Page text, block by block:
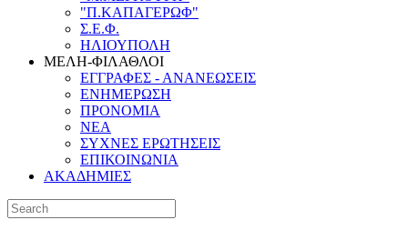
"Π.ΚΑΠΑΓΕΡΩΦ"
Σ.Ε.Φ.
ΗΛΙΟΥΠΟΛΗ
ΜΕΛΗ-ΦΙΛΑΘΛΟΙ
ΕΓΓΡΑΦΕΣ - ΑΝΑΝΕΩΣΕΙΣ
ΕΝΗΜΕΡΩΣΗ
ΠΡΟΝΟΜΙΑ
NEA
ΣΥΧΝΕΣ ΕΡΩΤΗΣΕΙΣ
ΕΠΙΚΟΙΝΩΝΙΑ
ΑΚΑΔΗΜΙΕΣ